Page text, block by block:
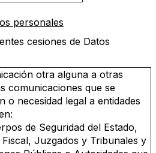
personales
cesiones de Datos
otra alguna a otras
comunicaciones que se
o necesidad legal a entidades
de Seguridad del Estado,
Juzgados y Tribunales y